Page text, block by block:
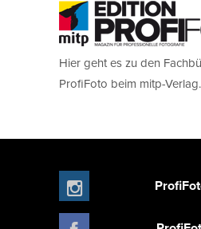
Hier geht es zu den
ProfiFoto beim mitp-Verlag.